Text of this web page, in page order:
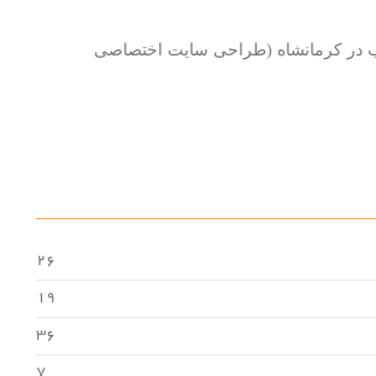
کرمانشاه (طراحی سایت اختصاصی
26
19
36